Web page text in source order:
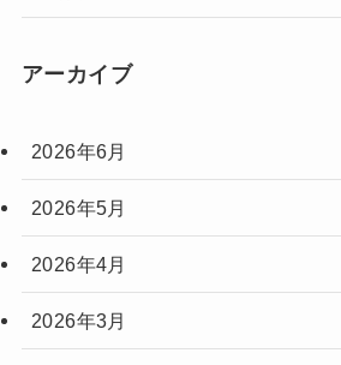
アーカイブ
2026年6月
2026年5月
2026年4月
2026年3月